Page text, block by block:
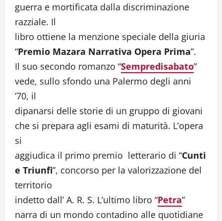
guerra e mortificata dalla discriminazione
razziale. Il
libro ottiene la menzione speciale della giuria
“Premio Mazara Narrativa Opera Prima”.
Il suo secondo romanzo “Sempredisabato”
vede, sullo sfondo una Palermo degli anni
’70, il
dipanarsi delle storie di un gruppo di giovani
che si prepara agli esami di maturità. L’opera
si
aggiudica il primo premio letterario di “Cunti
e Triunfi”, concorso per la valorizzazione del
territorio
indetto dall’ A. R. S. L’ultimo libro “Petra”
narra di un mondo contadino alle quotidiane